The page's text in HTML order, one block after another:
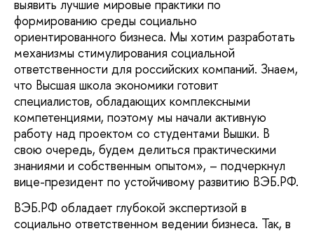
выявить лучшие мировые практики по
формированию среды социально
ориентированного бизнеса. Мы хотим разработать
механизмы стимулирования социальной
ответственности для российских компаний. Знаем,
что Высшая школа экономики готовит
специалистов, обладающих комплексными
компетенциями, поэтому мы начали активную
работу над проектом со студентами Вышки. В
свою очередь, будем делиться практическими
знаниями и собственным опытом», – подчеркнул
вице-президент по устойчивому развитию ВЭБ.РФ.
ВЭБ.РФ обладает глубокой экспертизой в
социально ответственном ведении бизнеса. Так, в